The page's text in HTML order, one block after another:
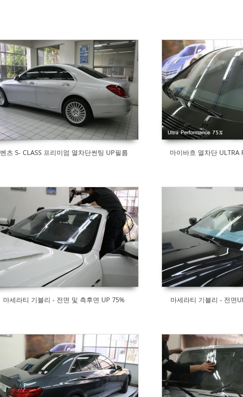
벤츠 S- CLASS 프리미엄 열차단썬팅 UP필름 마이바흐 열차단 ULTRA
마세라티 기블리 - 전면 및 측후면 UP 75% 마세라티 기블리 - 전면